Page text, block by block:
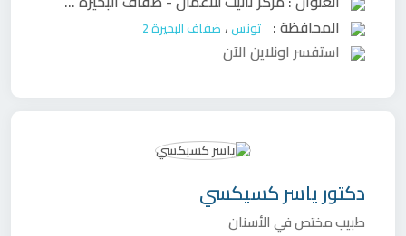
المحافظة : تونس، ضفاف البحيرة 2
استفسر اونلاين الآن
دكتورياسر كسيكسي
طبيب مختص في الأسنان